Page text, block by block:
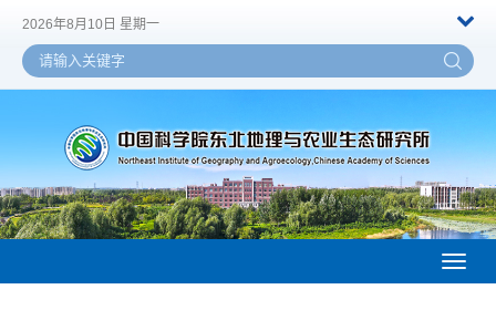
2026年8月10日 星期一